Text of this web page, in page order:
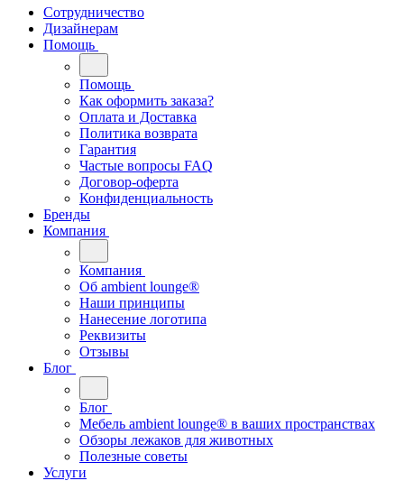
Сотрудничество
Дизайнерам
Помощь
Помощь
Как оформить заказа?
Оплата и Доставка
Политика возврата
Гарантия
Частые вопросы FAQ
Договор-оферта
Конфиденциальность
Бренды
Компания
Компания
Oб ambient lounge®
Наши принципы
Нанесение логотипа
Реквизиты
Отзывы
Блог
Блог
Мебель ambient lounge® в ваших пространствах
Обзоры лежаков для животных
Полезные советы
Услуги